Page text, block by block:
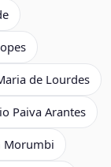
de Lourdes
Paiva Arantes
Morumbi